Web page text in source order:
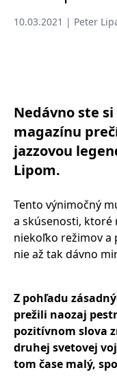
10.03.2021 | Peter
Nedávno ste
magazínu
jazzovou
Lipom.
Tento výnimočný
a skúsenosti, ktoré
niekoľko režimov a
nie až tak dávno
Z pohľadu
prežili naozaj
pozitívnom slova
druhej svetovej
tom čase malý,